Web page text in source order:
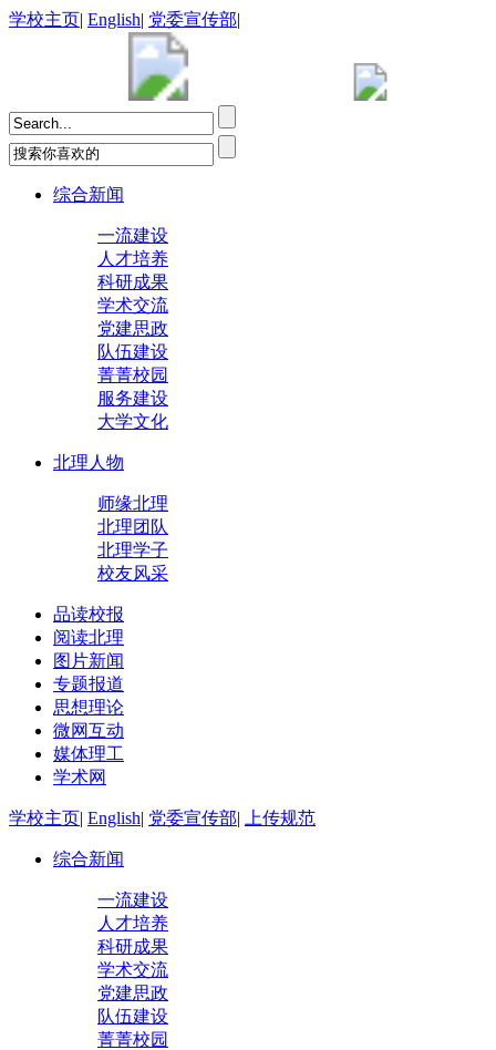
学校主页| English| 党委宣传部|
综合新闻
一流建设
人才培养
科研成果
学术交流
党建思政
队伍建设
菁菁校园
服务建设
大学文化
北理人物
师缘北理
北理团队
北理学子
校友风采
品读校报
阅读北理
图片新闻
专题报道
思想理论
微网互动
媒体理工
学术网
学校主页| English| 党委宣传部| 上传规范
综合新闻
一流建设
人才培养
科研成果
学术交流
党建思政
队伍建设
菁菁校园